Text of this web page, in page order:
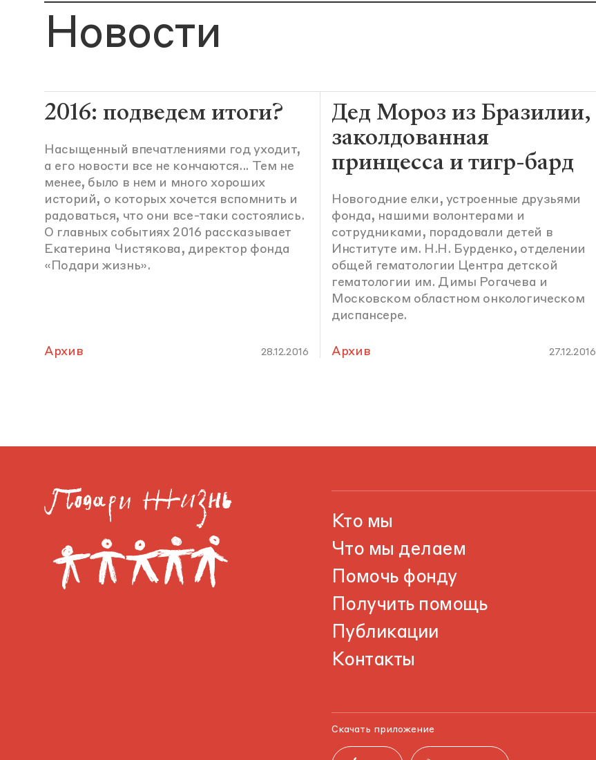
Новости
2016: подведем итоги?
Насыщенный впечатлениями год уходит,
а его новости все не кончаются... Тем не
менее, было в нем и много хороших
историй, о которых хочется вспомнить и
радоваться, что они все-таки состоялись.
О главных событиях 2016 рассказывает
Екатерина Чистякова, директор фонда
«Подари жизнь».
Архив 28.12.2016
Дед Мороз из Бразилии,
заколдованная
принцесса и тигр-бард
Новогодние елки, устроенные друзьями
фонда, нашими волонтерами и
сотрудниками, порадовали детей в
Институте им. Н.Н. Бурденко, отделении
общей гематологии Центра детской
гематологии им. Димы Рогачева и
Московском областном онкологическом
диспансере.
Архив 27.12.2016
Кто мы
Что мы делаем
Помочь фонду
Получить помощь
Публикации
Контакты
Скачать приложение